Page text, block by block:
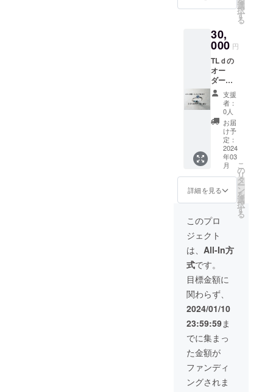
セサ
リーを
ます）
メール
し、ご
希望の
号数と
文字を
掘り込
みお届
けしま
す）
選
択
す
る
30,
000 円
TLｄの
オー
ダーア
クセサ
リー
20％Ｏ
ＦＦ
クーポ
ン ご注
文いた
だき欲
しいイ
メージ
アクセ
サリー
かせく
ださ
い。 デ
ザイン
案が確
定しま
したら
御見積
書をご
提示し
ます。
御見積
金額か
ら20％
引かせ
ていた
だきま
す。
支援
者：
0人
お届
け予
定：
2024
年03
月
詳細を見る
こ
の
リ
タ
ー
ン
を
選
択
す
る
このプロ
ジェクト
は、 All-In方
式です。
目標金額に
関わらず、
2024/01/10
23:59:59ま
でに集まっ
た金額が
ファンディ
ングされま